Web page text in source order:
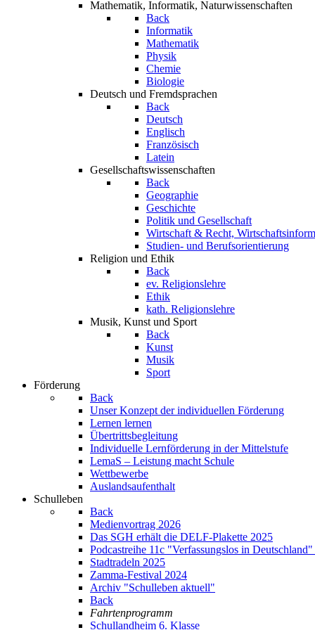
Mathematik, Informatik, Naturwissenschaften
Back
Informatik
Mathematik
Physik
Chemie
Biologie
Deutsch und Fremdsprachen
Back
Deutsch
Englisch
Französisch
Latein
Gesellschaftswissenschaften
Back
Geographie
Geschichte
Politik und Gesellschaft
Wirtschaft & Recht,
Studien- und Berufsorientierung
Religion und Ethik
Back
ev. Religionslehre
Ethik
kath. Religionslehre
Musik, Kunst und Sport
Back
Kunst
Musik
Sport
Förderung
Back
Unser Konzept der individuellen Förderung
Lernen lernen
Übertrittsbegleitung
Individuelle Lernförderung in der Mittelstufe
LemaS – Leistung macht Schule
Wettbewerbe
Auslandsaufenthalt
Schulleben
Back
Medienvortrag 2026
Das SGH erhält die DELF-Plakette 2025
Podcastreihe 11c "Verfassungslos in
Stadtradeln 2025
Zamma-Festival 2024
Archiv "Schulleben aktuell"
Back
Fahrtenprogramm
Schullandheim 6. Klasse